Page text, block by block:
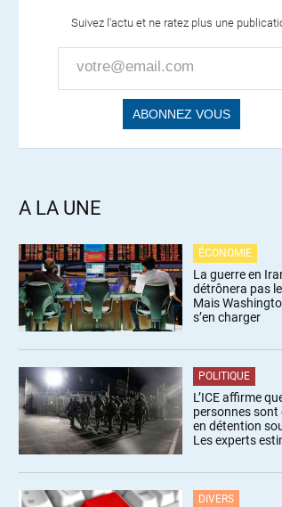
Suivez l'actu et ne ratez plus une
A LA UNE
ÉCONOMIE
La guerre en
détrônera pas
Mais
s’en charger
POLITIQUE
L’ICE affirme
personnes sont
en détention
Les experts
DIVERS